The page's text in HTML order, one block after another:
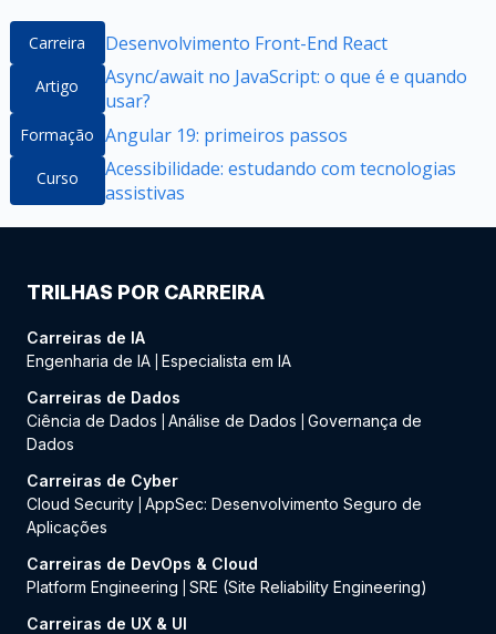
Carreira Desenvolvimento Front-End React
Artigo
Async/await no JavaScript: o que é e quando
usar?
Formação Angular 19: primeiros passos
Curso
Acessibilidade: estudando com tecnologias
assistivas
TRILHAS POR CARREIRA
Carreiras de IA
Engenharia de IA Especialista em IA
Carreiras de Dados
Ciência de Dados
Análise de Dados
Governança de
Dados
Carreiras de Cyber
Cloud Security AppSec: Desenvolvimento Seguro de
Aplicações
Carreiras de DevOps & Cloud
Platform Engineering
SRE (Site Reliability Engineering)
Carreiras de UX & UI